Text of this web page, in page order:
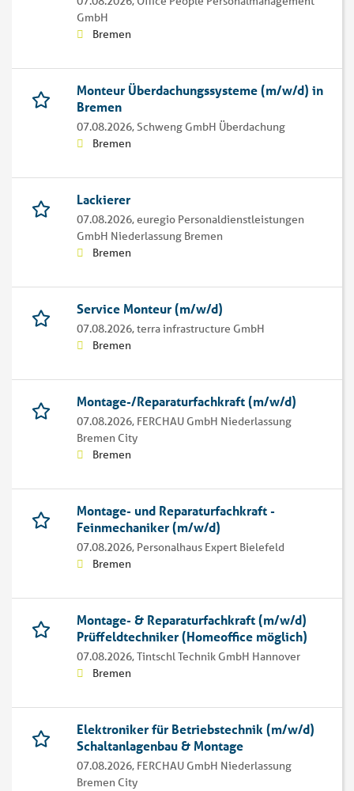
GmbH
Bremen
Monteur Überdachungssysteme (m/w/d) in
Bremen
07.08.2026,Schweng GmbH Überdachung
Bremen
Lackierer
07.08.2026,euregio Personaldienstleistungen
GmbH Niederlassung Bremen
Bremen
Service Monteur (m/w/d)
07.08.2026,terra infrastructure GmbH
Bremen
Montage-/Reparaturfachkraft (m/w/d)
07.08.2026, FERCHAU GmbH Niederlassung
Bremen City
Bremen
Montage- und Reparaturfachkraft -
Feinmechaniker (m/w/d)
07.08.2026, Personalhaus Expert Bielefeld
Bremen
Montage- & Reparaturfachkraft (m/w/d)
Prüffeldtechniker (Homeoffice möglich)
07.08.2026,Tintschl Technik GmbH Hannover
Bremen
Elektroniker für Betriebstechnik (m/w/d)
Schaltanlagenbau & Montage
07.08.2026, FERCHAU GmbH Niederlassung
Bremen City